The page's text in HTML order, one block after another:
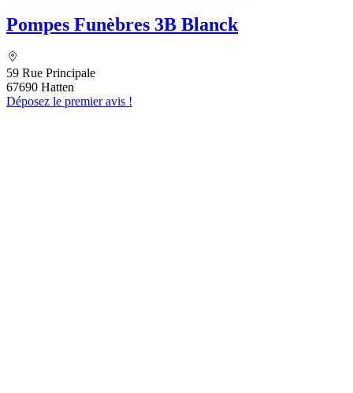
Pompes Funèbres 3B Blanck
59 Rue Principale
67690 Hatten
Déposez le premier avis !